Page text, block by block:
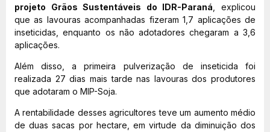
projeto Grãos Sustentáveis do IDR-Paraná , explicou
que as lavouras acompanhadas fizeram 1,7 aplicações de
inseticidas, enquanto os não adotadores chegaram a 3,6
aplicações.
Além disso, a primeira pulverização de inseticida foi
realizada 27 dias mais tarde nas lavouras dos produtores
que adotaram o MIP-Soja.
A rentabilidade desses agricultores teve um aumento médio
de duas sacas por hectare, em virtude da diminuição dos